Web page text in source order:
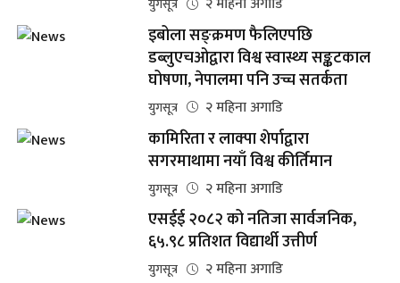
युगसूत्र
इबोला सङ्क्रमण फैलिएपछि
डब्लुएचओद्वारा विश्व स्वास्थ्य सङ्कटकाल
घोषणा, नेपालमा पनि उच्च सतर्कता
युगसूत्र २ महिना अगाडि
कामिरिता र लाक्पा शेर्पाद्वारा
सगरमाथामा नयाँ विश्व कीर्तिमान
युगसूत्र २ महिना अगाडि
एसईई २०८२ को नतिजा सार्वजनिक,
६५.९८ प्रतिशत विद्यार्थी उत्तीर्ण
युगसूत्र २ महिना अगाडि